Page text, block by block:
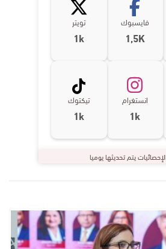
فايسبوك
1,5K
تويتر
1k
انستغرام
1k
تيكتوك
1k
يتم تحديثها يوميا